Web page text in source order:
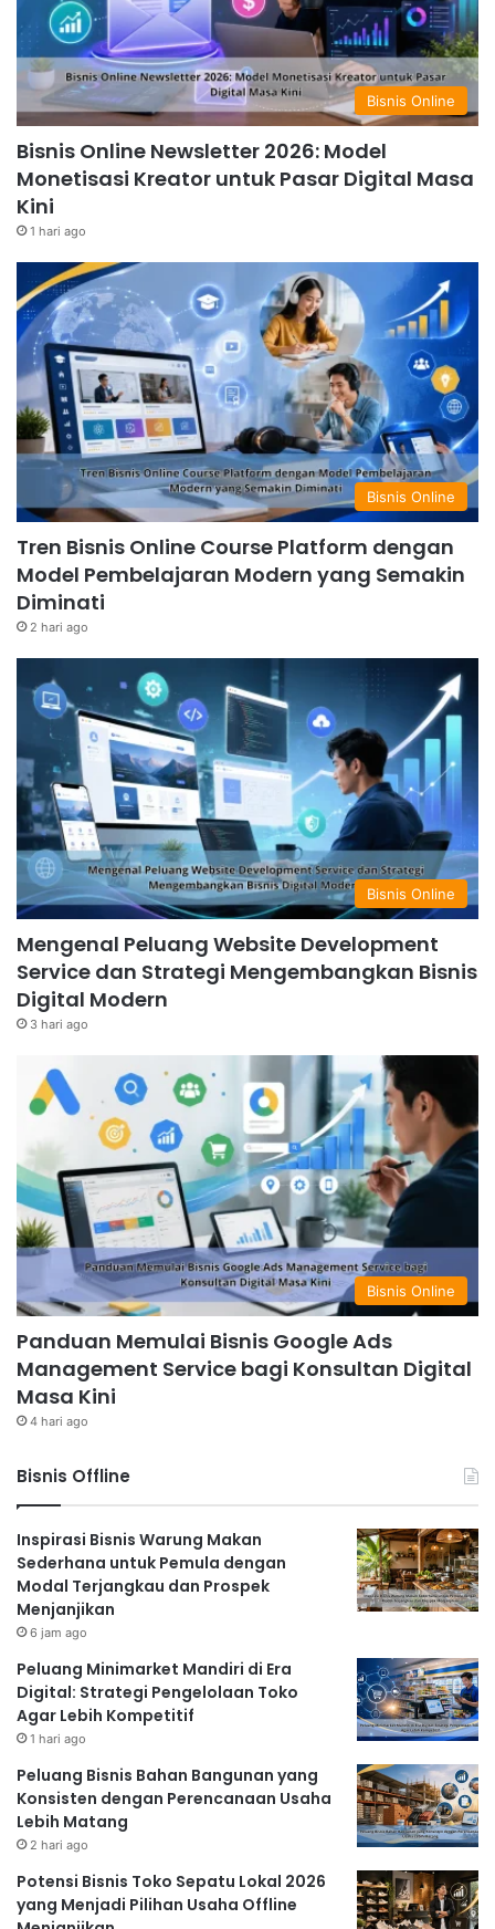
Bisnis Online
Bisnis Online Newsletter 2026: Model
Monetisasi Kreator untuk Pasar Digital Masa
Kini
1 hari ago
Bisnis Online
Tren Bisnis Online Course Platform dengan
Model Pembelajaran Modern yang Semakin
Diminati
2 hari ago
Bisnis Online
Mengenal Peluang Website Development
Service dan Strategi Mengembangkan Bisnis
Digital Modern
3 hari ago
Bisnis Online
Panduan Memulai Bisnis Google Ads
Management Service bagi Konsultan Digital
Masa Kini
4 hari ago
Bisnis Offline
Inspirasi Bisnis Warung Makan
Sederhana untuk Pemula dengan
Modal Terjangkau dan Prospek
Menjanjikan
6 jam ago
Peluang Minimarket Mandiri di Era
Digital: Strategi Pengelolaan Toko
Agar Lebih Kompetitif
1 hari ago
Peluang Bisnis Bahan Bangunan yang
Konsisten dengan Perencanaan Usaha
Lebih Matang
2 hari ago
Potensi Bisnis Toko Sepatu Lokal 2026
yang Menjadi Pilihan Usaha Offline